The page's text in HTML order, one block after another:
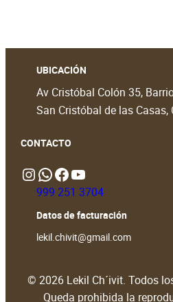
UBICACIÓN
Av Cristóbal Colón 35,
San Cristóbal de las Casas,
CONTACTO
InstagramWhatsApp https://www.facebook.com/people/Lekil-Chivit/61579066376698/?locale=en_GB# https://www.youtube.com/@LekilChivit
999 251 3704
Datos de facturación
lekil.chivit@gmail.com
© 2026 Lekil Ch´ivit. Todos
Queda prohibida la